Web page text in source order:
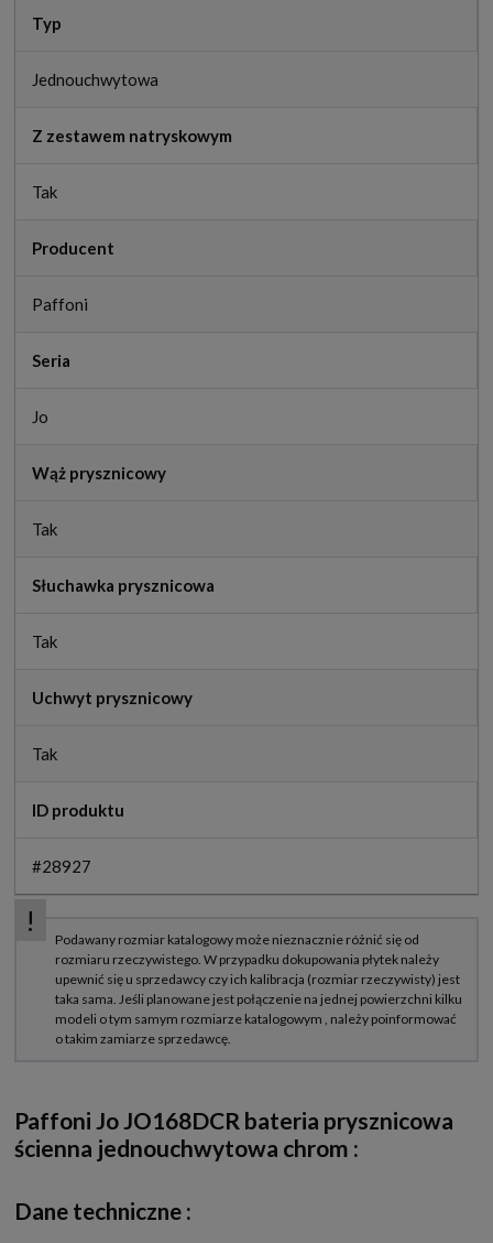
Typ
Jednouchwytowa
Z zestawem natryskowym
Tak
Producent
Paffoni
Seria
Jo
Wąż prysznicowy
Tak
Słuchawka prysznicowa
Tak
Uchwyt prysznicowy
Tak
ID produktu
#28927
Paffoni Jo JO168DCR bateria prysznicowa
ścienna jednouchwytowa chrom :
Dane techniczne :